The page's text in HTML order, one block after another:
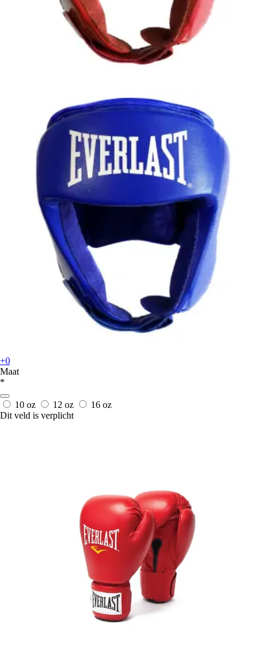
+0
Maat
*
10 oz 12 oz
16 oz
Dit veld is verplicht